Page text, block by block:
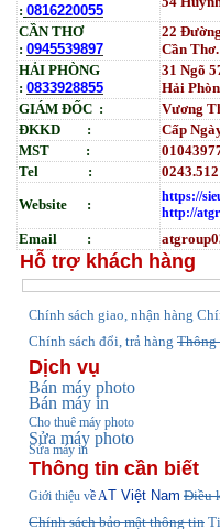
: 0816220055
CẦN THƠ
: 0945539897
22
Cần Thơ.
HẢI PHÒNG
: 0833928855
31 Ngõ
Hải
GIÁM ĐỐC :
Vương
ĐKKD :
Cấp
MST :
Tel :
Website :
https://
http://
Email :
Hỗ trợ khách hàng
Chính sách giao, nhận hàng
Chính sách đổi, trả hàng Thông
Dịch vụ
Bán máy photo
Bán máy in
Cho thuê máy photo
Sửa máy photo
Sửa máy in
Thông tin cần biết
Giới thiệu về AT Việt Nam Điều
Chính sách bảo mật thông tin